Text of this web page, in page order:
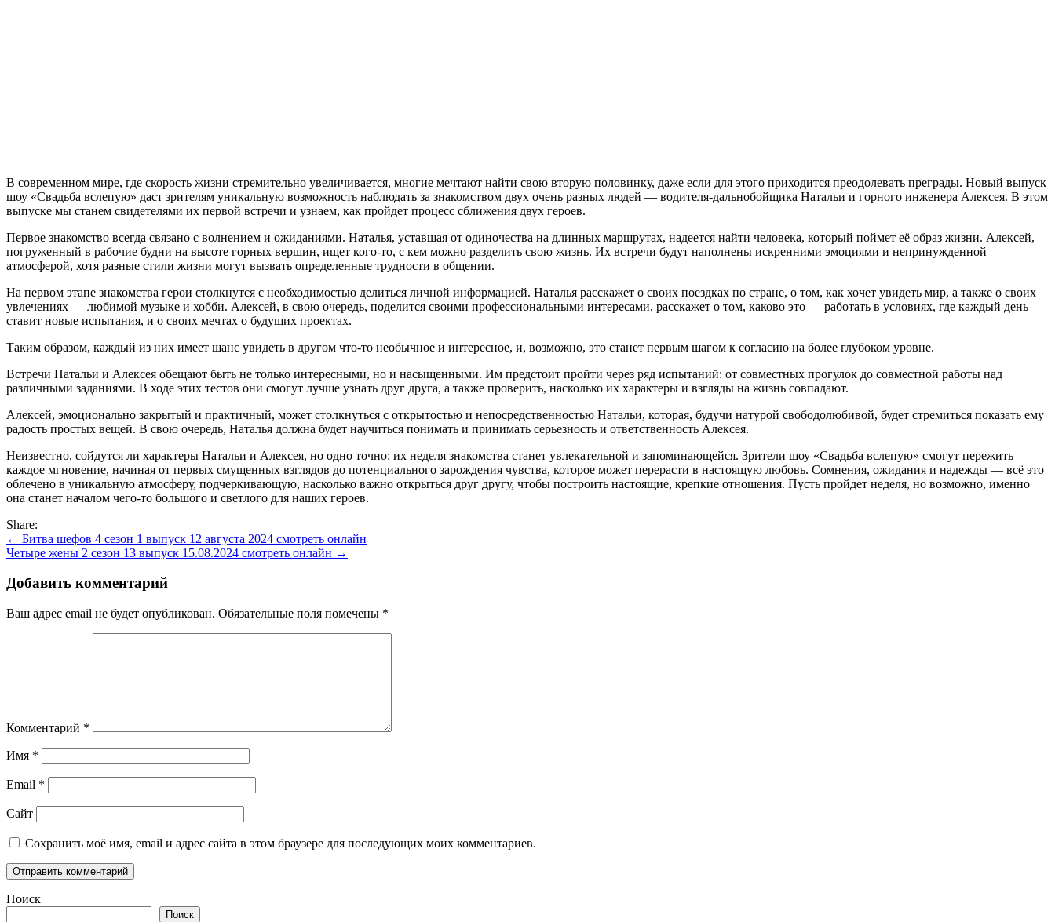
В современном мире, где скорость жизни стремительно увеличивается, многие мечтают найти свою вторую половинку, даже если для этого приходится преодолевать преграды. Новый выпуск
шоу «Свадьба вслепую» даст зрителям уникальную возможность наблюдать за знакомством двух очень разных людей — водителя-дальнобойщика Натальи и горного инженера Алексея. В этом
выпуске мы станем свидетелями их первой встречи и узнаем, как пройдет процесс сближения двух героев.
Первое знакомство всегда связано с волнением и ожиданиями. Наталья, уставшая от одиночества на длинных маршрутах, надеется найти человека, который поймет её образ жизни. Алексей,
погруженный в рабочие будни на высоте горных вершин, ищет кого-то, с кем можно разделить свою жизнь. Их встречи будут наполнены искренними эмоциями и непринужденной
атмосферой, хотя разные стили жизни могут вызвать определенные трудности в общении.
На первом этапе знакомства герои столкнутся с необходимостью делиться личной информацией. Наталья расскажет о своих поездках по стране, о том, как хочет увидеть мир, а также о своих
увлечениях — любимой музыке и хобби. Алексей, в свою очередь, поделится своими профессиональными интересами, расскажет о том, каково это — работать в условиях, где каждый день
ставит новые испытания, и о своих мечтах о будущих проектах.
Таким образом, каждый из них имеет шанс увидеть в другом что-то необычное и интересное, и, возможно, это станет первым шагом к согласию на более глубоком уровне.
Встречи Натальи и Алексея обещают быть не только интересными, но и насыщенными. Им предстоит пройти через ряд испытаний: от совместных прогулок до совместной работы над
различными заданиями. В ходе этих тестов они смогут лучше узнать друг друга, а также проверить, насколько их характеры и взгляды на жизнь совпадают.
Алексей, эмоционально закрытый и практичный, может столкнуться с открытостью и непосредственностью Натальи, которая, будучи натурой свободолюбивой, будет стремиться показать ему
радость простых вещей. В свою очередь, Наталья должна будет научиться понимать и принимать серьезность и ответственность Алексея.
Неизвестно, сойдутся ли характеры Натальи и Алексея, но одно точно: их неделя знакомства станет увлекательной и запоминающейся. Зрители шоу «Свадьба вслепую» смогут пережить
каждое мгновение, начиная от первых смущенных взглядов до потенциального зарождения чувства, которое может перерасти в настоящую любовь. Сомнения, ожидания и надежды — всё это
облечено в уникальную атмосферу, подчеркивающую, насколько важно открыться друг другу, чтобы построить настоящие, крепкие отношения. Пусть пройдет неделя, но возможно, именно
она станет началом чего-то большого и светлого для наших героев.
Share:
Навигация
по
записям
← Битва шефов 4 сезон 1 выпуск 12 августа 2024 смотреть онлайн
Четыре жены 2 сезон 13 выпуск 15.08.2024 смотреть онлайн →
Добавить комментарий
Ваш адрес email не будет опубликован. Обязательные поля помечены *
Комментарий *
Имя *
Email *
Сайт
Сохранить моё имя, email и адрес сайта в этом браузере для последующих моих комментариев.
Поиск
Поиск